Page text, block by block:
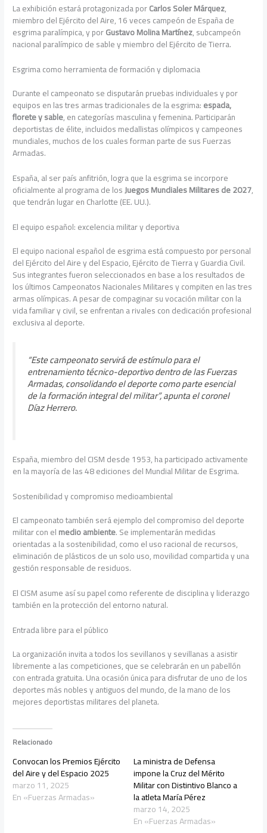
La exhibición estará protagonizada porCarlos Soler Márquez,
miembro del Ejército del Aire, 16 veces campeón de España de
esgrima paralímpica, y porGustavo Molina Martínez, subcampeón
nacional paralímpico de sable y miembro del Ejército de Tierra.
Esgrima como herramienta de formación y diplomacia
Durante el campeonato se disputarán pruebas individuales y por
equipos en las tres armas tradicionales de la esgrima:espada,
florete y sable, en categorías masculina y femenina. Participarán
deportistas de élite, incluidos medallistas olímpicos y campeones
mundiales, muchos de los cuales forman parte de sus Fuerzas
Armadas.
España, al ser país anfitrión, logra que la esgrima se incorpore
oficialmente al programa de losJuegos Mundiales Militares de 2027,
que tendrán lugar en Charlotte (EE. UU.).
El equipo español: excelencia militar y deportiva
El equipo nacional español de esgrima está compuesto por personal
del Ejército del Aire y del Espacio, Ejército de Tierra y Guardia Civil.
Sus integrantes fueron seleccionados en base a los resultados de
los últimos Campeonatos Nacionales Militares y compiten en las tres
armas olímpicas. A pesar de compaginar su vocación militar con la
vida familiar y civil, se enfrentan a rivales con dedicación profesional
exclusiva al deporte.
“Este campeonato servirá de estímulo para el
entrenamiento técnico-deportivo dentro de las Fuerzas
Armadas, consolidando el deporte como parte esencial
de la formación integral del militar”, apunta el coronel
Díaz Herrero.
España, miembro del CISM desde 1953, ha participado activamente
en la mayoría de las 48 ediciones del Mundial Militar de Esgrima.
Sostenibilidad y compromiso medioambiental
El campeonato también será ejemplo del compromiso del deporte
militar con elmedio ambiente. Se implementarán medidas
orientadas a la sostenibilidad, como el uso racional de recursos,
eliminación de plásticos de un solo uso, movilidad compartida y una
gestión responsable de residuos.
El CISM asume así su papel como referente de disciplina y liderazgo
también en la protección del entorno natural.
Entrada libre para el público
La organización invita a todos los sevillanos y sevillanas a asistir
libremente a las competiciones, que se celebrarán en un pabellón
con entrada gratuita. Una ocasión única para disfrutar de uno de los
deportes más nobles y antiguos del mundo, de la mano de los
mejores deportistas militares del planeta.
Relacionado
Convocan los Premios Ejército
del Aire y del Espacio 2025
marzo 11, 2025
En «Fuerzas Armadas»
La ministra de Defensa
impone la Cruz del Mérito
Militar con Distintivo Blanco a
la atleta María Pérez
marzo 14, 2025
En «Fuerzas Armadas»